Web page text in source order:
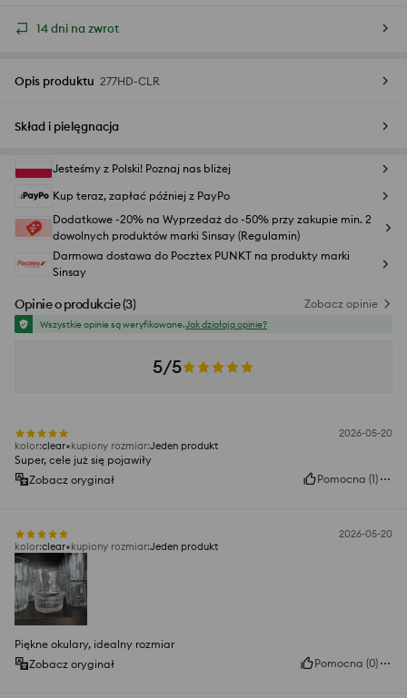
14 dni na zwrot
Opis produktu 277HD-CLR
Skład i pielęgnacja
Jesteśmy z Polski! Poznaj nas bliżej
Kup teraz, zapłać później z PayPo
Dodatkowe -20% na Wyprzedaż do -50% przy zakupie min. 2
dowolnych produktów marki Sinsay (Regulamin)
Darmowa dostawa do Pocztex PUNKT na produkty marki
Sinsay
Opinie o produkcie(3) Zobacz opinie
Wszystkie opinie są weryfikowane.Jak działają opinie?
5/5
2026-05-20
kolor:clear kupiony rozmiar:Jeden produkt
Super, cele już się pojawiły
Zobacz oryginał
Pomocna (1)
2026-05-20
kolor:clear kupiony rozmiar:Jeden produkt
Piękne okulary, idealny rozmiar
Zobacz oryginał
Pomocna (0)